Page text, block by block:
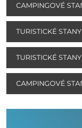
CAMPINGOVÉ
TURISTICKÉ STANY
TURISTICKÉ
CAMPINGOVÉ